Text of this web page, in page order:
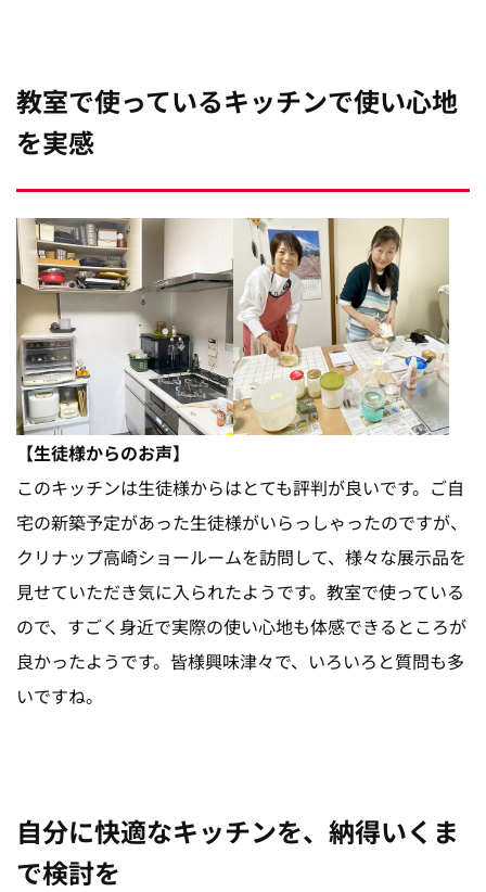
教室で使っているキッチンで使い心地
を実感
【生徒様からのお声】
このキッチンは生徒様からはとても評判が良いです。ご自
宅の新築予定があった生徒様がいらっしゃったのですが、
クリナップ高崎ショールームを訪問して、様々な展示品を
見せていただき気に入られたようです。教室で使っている
ので、すごく身近で実際の使い心地も体感できるところが
良かったようです。皆様興味津々で、いろいろと質問も多
いですね。
自分に快適なキッチンを、納得いくま
で検討を